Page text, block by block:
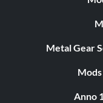
Metal Gear
Mods
Anno